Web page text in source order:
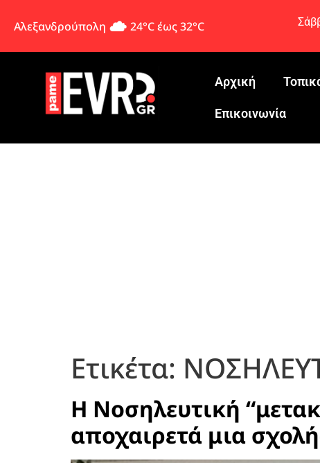
Αλεξανδρούπολη 24°C έως 32°C
Αρχική
Eπικοινωνία
Ετικέτα:
Η Νοσηλευτική
αποχαιρετά μια